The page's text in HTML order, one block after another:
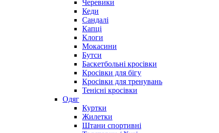
Черевики
Кеди
Сандалі
Капці
Клоги
Мокасини
Бутси
Баскетбольні кросівки
Кросівки для бігу
Кросівки для тренувань
Тенісні кросівки
Одяг
Куртки
Жилетки
Штани спортивні